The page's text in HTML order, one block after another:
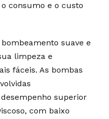
consumo e o custo
suave e
limpeza e
fáceis. As bombas
superior
com baixo